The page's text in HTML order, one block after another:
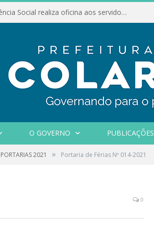
Conselho Municipal de Assistência Social realiza oficina aos servidores
O GOVERNO PUBLICAÇÕES
PORTARIAS 2021 » Portaria de Férias Nº 014-2021
0